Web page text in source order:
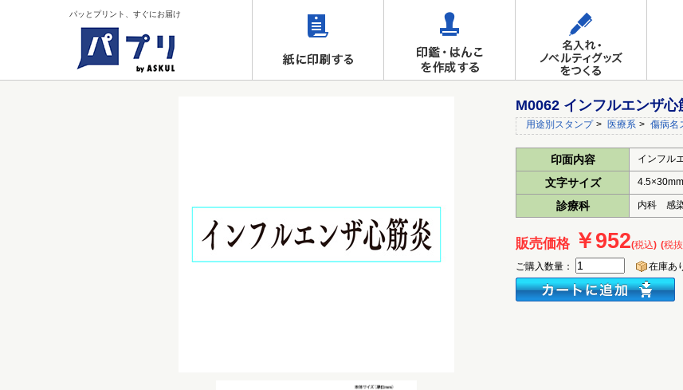
パッとプリント、すぐにお届け
M0062 インフルエンザ心
用途別スタンプ > 医療系 > 傷病名
印面内容 インフル
文字サイズ 4.5×30mm
診療科 内科 感
販売価格 ￥952(税込) (税
ご購入数量： 在庫あ